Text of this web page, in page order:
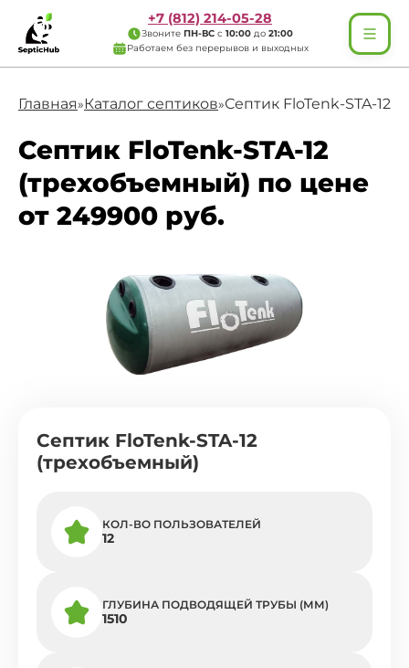
+7 (812) 214-05-28
Звоните ПН-ВС с 10:00 до 21:00
Работаем без перерывов и выходных
Главная»Каталог септиков»Септик FloTenk-STA-12
Септик FloTenk-STA-12
(трехобъемный) по цене
от 249900 руб.
Септик FloTenk-STA-12
(трехобъемный)
КОЛ-ВО ПОЛЬЗОВАТЕЛЕЙ
12
ГЛУБИНА ПОДВОДЯЩЕЙ ТРУБЫ (ММ)
1510